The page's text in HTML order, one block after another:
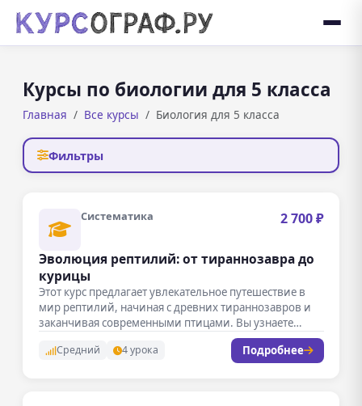
Курсы по биологии для 5 класса
Главная Все курсы Биология для 5 класса
Фильтры
Систематика 2 700 ₽
Эволюция рептилий: от тираннозавра до
курицы
Этот курс предлагает увлекательное путешествие в
мир рептилий, начиная с древних тираннозавров и
заканчивая современными птицами. Вы узнаете…
Средний 4 урока Подробнее